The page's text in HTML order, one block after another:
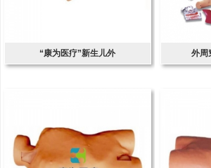
“康为医疗”新生儿外 外周